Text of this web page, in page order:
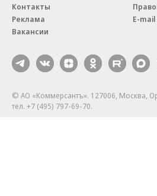
Контакты
Реклама
Вакансии
E-
© АО «Коммерсантъ». 127006, Москва,
тел. +7 (495) 797-69-70.